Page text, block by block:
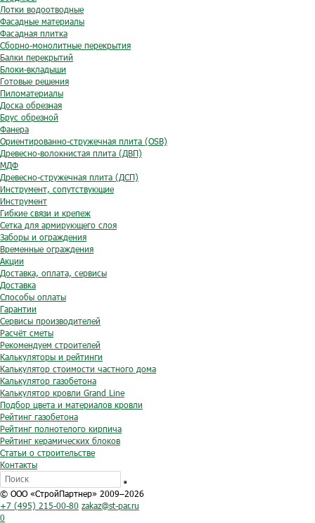
Лотки водоотводные
Фасадные материалы
Фасадная плитка
Сборно-монолитные перекрытия
Балки перекрытий
Блоки-вкладыши
Готовые решения
Пиломатериалы
Доска обрезная
Брус обрезной
Фанера
Ориентированно-стружечная плита (OSB)
Древесно-волокнистая плита (ДВП)
МДФ
Древесно-стружечная плита (ДСП)
Инструмент, сопутствующие
Инструмент
Гибкие связи и крепеж
Сетка для армирующего слоя
Заборы и ограждения
Временные ограждения
Акции
Доставка, оплата, сервисы
Доставка
Способы оплаты
Гарантии
Сервисы производителей
Расчёт сметы
Рекомендуем строителей
Калькуляторы и рейтинги
Калькулятор стоимости частного дома
Калькулятор газобетона
Калькулятор кровли Grand Line
Подбор цвета и материалов кровли
Рейтинг газобетона
Рейтинг полнотелого кирпича
Рейтинг керамических блоков
Статьи о строительстве
Контакты
© ООО «СтройПартнер» 2009–2026
+7 (495) 215-00-80 zakaz@st-par.ru
0